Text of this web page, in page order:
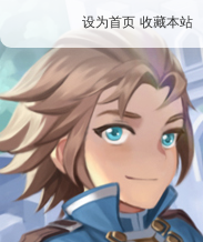
设为首页 收藏本站